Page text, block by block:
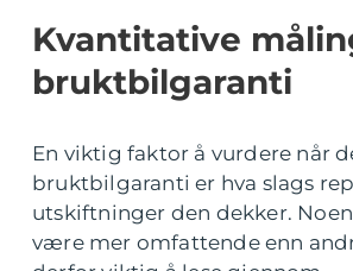
Kvantitative
bruktbilgaranti
En viktig faktor å vurdere når
bruktbilgaranti er hva slags
utskiftninger den dekker.
være mer omfattende enn